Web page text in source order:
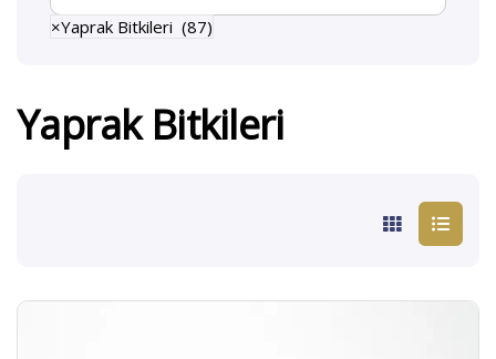
Yaprak Bitkileri
×Yaprak Bitkileri (87)